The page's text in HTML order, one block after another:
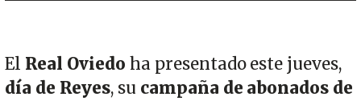
El Real Oviedo ha presentado este jueves,
día de Reyes, su campaña de abonados de